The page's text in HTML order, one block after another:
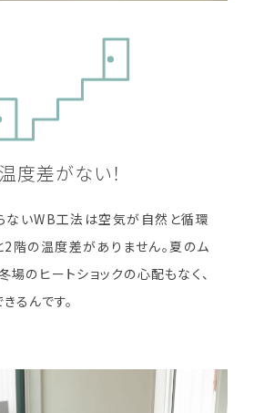
温度差がない！
ないWB工法は空気が自然と循環
2階の温度差がありません。夏のム
場のヒートショックの心配もなく、
るんです。